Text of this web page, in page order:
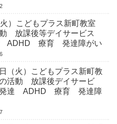
）こどもプラス新町教室
放課後等デイサービス
ADHD 療育 発達障がい
（火）こどもプラス新町教
活動 放課後デイサービ
達 ADHD 療育 発達障